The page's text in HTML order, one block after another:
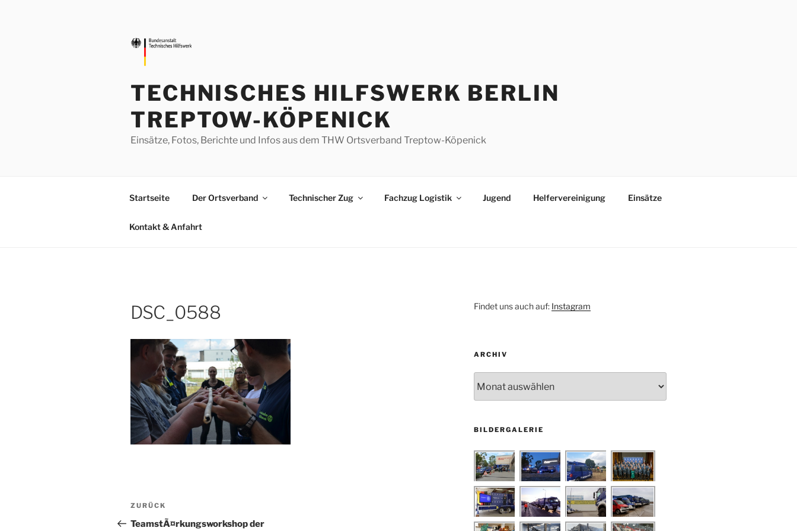
TECHNISCHES HILFSWERK BERLIN
TREPTOW-KÖPENICK
Einsätze, Fotos, Berichte und Infos aus dem THW Ortsverband Treptow-Köpenick
Startseite Der Ortsverband Technischer Zug Fachzug Logistik Jugend Helfervereinigung Einsätze
Kontakt & Anfahrt
DSC_0588
Beitragsnavigation
Vorheriger
Beitrag
ZURÜCK
TeamstÃ¤rkungsworkshop der
Findet uns auch auf: Instagram
ARCHIV
BILDERGALERIE